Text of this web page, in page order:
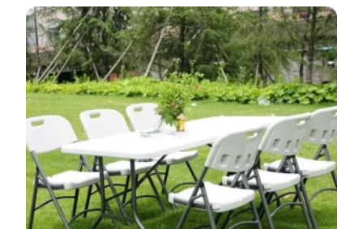
Empaquetadura 3/16"
4.8mm neopreno con 1 tela
3.5MP
$803.797
Agregar al carrito
Explora más productos